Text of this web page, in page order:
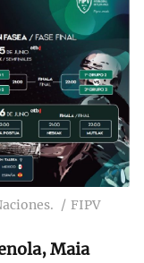
FIPV
Maia